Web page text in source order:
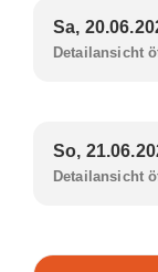
Sa,
Detailansicht
So,
Detailansicht